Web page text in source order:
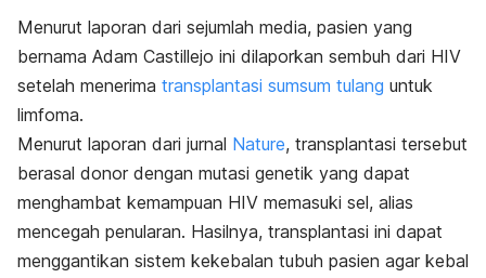
Menurut laporan dari sejumlah media, pasien yang
bernama Adam Castillejo ini dilaporkan sembuh dari HIV
setelah menerima transplantasi sumsum tulang untuk
limfoma.
Menurut laporan dari jurnal Nature, transplantasi tersebut
berasal donor dengan mutasi genetik yang dapat
menghambat kemampuan HIV memasuki sel, alias
mencegah penularan. Hasilnya, transplantasi ini dapat
menggantikan sistem kekebalan tubuh pasien agar kebal